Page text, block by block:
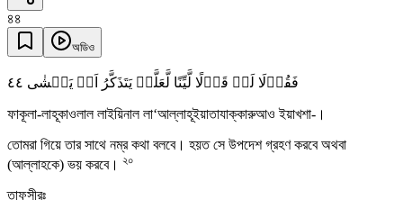
৪৪
অডিও
فَقُوۡلَا لَہٗ قَوۡلًا لَّیِّنًا لَّعَلَّہٗ یَتَذَکَّرُ اَوۡ یَخۡشٰی ٤٤
ফাকূলা-লাহূকাওলাল লাইয়িনাল লা‘আল্লাহূইয়াতাযাক্কারুআও ইয়াখশা-।
তোমরা গিয়ে তার সাথে নম্র কথা বলবে। হয়ত সে উপদেশ গ্রহণ করবে অথবা
(আল্লাহকে) ভয় করবে। ২০
তাফসীরঃ